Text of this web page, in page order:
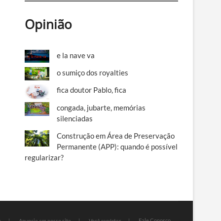
Opinião
e la nave va
o sumiço dos royalties
fica doutor Pablo, fica
congada, jubarte, memórias
silenciadas
Construção em Área de Preservação
Permanente (APP): quando é possível
regularizar?